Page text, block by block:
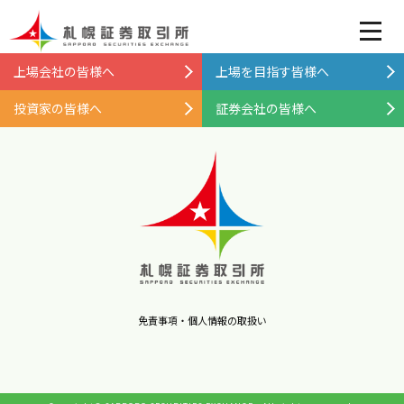
上場会社の皆様へ 上場を目指す皆様へ
投資家の皆様へ 証券会社の皆様へ
免責事項・個人情報の取扱い